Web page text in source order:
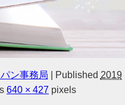
ン事務局 Published 2019
640 × 427 pixels